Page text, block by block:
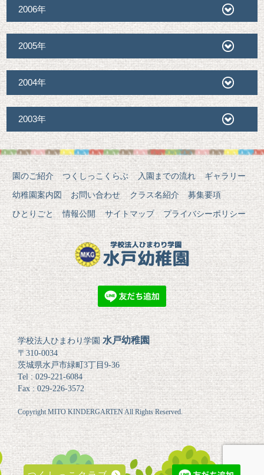
2006年
2005年
2004年
2003年
園のご紹介 つくしっこくらぶ 入園までの流れ
ギャラリー
幼稚園案内図
お問い合わせ クラス名紹介
募集要項
ひとりごと
情報公開 サイトマップ プライバシーポリシー
学校法人ひまわり学園 水戸幼稚園
〒310-0034
茨城県水戸市緑町3丁目9-36
Tel : 029-221-6084
Fax : 029-226-3572
Copyright MITO KINDERGARTEN All Rights Reserved.